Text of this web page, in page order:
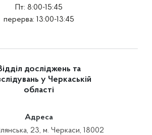
Пт: 8:00-15:45
перерва: 13:00-13:45
досліджень та
у Черкаській
області
Адреса
23, м. Черкаси, 18002